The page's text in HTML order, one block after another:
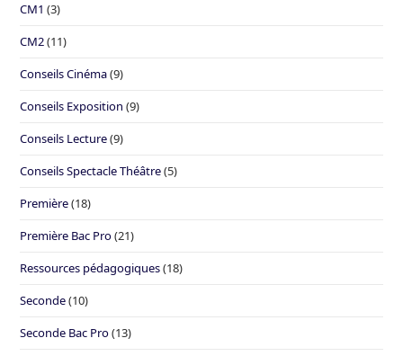
CM1 (3)
CM2(11)
Conseils Cinéma(9)
Conseils Exposition (9)
Conseils Lecture(9)
Conseils Spectacle Théâtre(5)
Première(18)
Première Bac Pro(21)
Ressources pédagogiques(18)
Seconde(10)
Seconde Bac Pro(13)